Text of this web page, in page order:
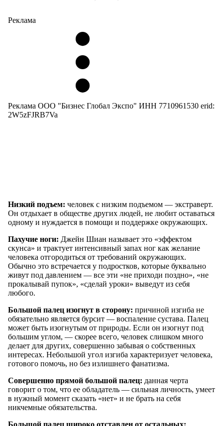
Реклама
Реклама ООО "Бизнес Глобал Экспо" ИНН 7710961530 erid:
2W5zFJRB7Va
Низкий подъем: человек с низким подъемом — экстраверт.
Он отдыхает в обществе других людей, не любит оставаться
одному и нуждается в помощи и поддержке окружающих.
Пахучие ноги: Джейн Шиан называет это «эффектом
скунса» и трактует интенсивный запах ног как желание
человека отгородиться от требований окружающих.
Обычно это встречается у подростков, которые буквально
живут под давлением — все эти «не приходи поздно», «не
прокалывай пупок», «сделай уроки» выведут из себя
любого.
Большой палец изогнут в сторону: причиной изгиба не
обязательно является бурсит — воспаление сустава. Палец
может быть изогнутым от природы. Если он изогнут под
большим углом, — скорее всего, человек слишком много
делает для других, совершенно забывая о собственных
интересах. Небольшой угол изгиба характеризует человека,
готового помочь, но без излишнего фанатизма.
Совершенно прямой большой палец: данная черта
говорит о том, что ее обладатель — сильная личность, умеет
в нужный момент сказать «нет» и не брать на себя
никчемные обязательства.
Большой палец широко отставлен от остальных: